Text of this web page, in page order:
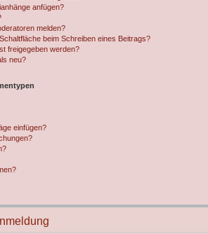
anfügen?
melden?
beim Schreiben eines Beitrags?
freigegeben werden?
neu?
einfügen?